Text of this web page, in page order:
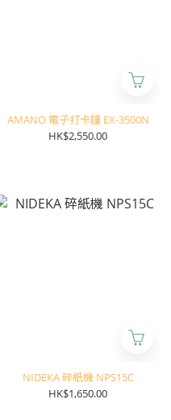
AMANO 電子打卡鐘 EX-3500N
HK$2,550.00
NIDEKA 碎紙機 NPS15C
HK$1,650.00